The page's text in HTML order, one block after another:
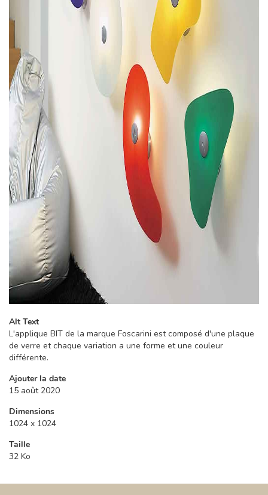
Alt Text
L'applique BIT de la marque Foscarini est composé d'une plaque
de verre et chaque variation a une forme et une couleur
différente.
Ajouter la date
15 août 2020
Dimensions
1024 x 1024
Taille
32 Ko